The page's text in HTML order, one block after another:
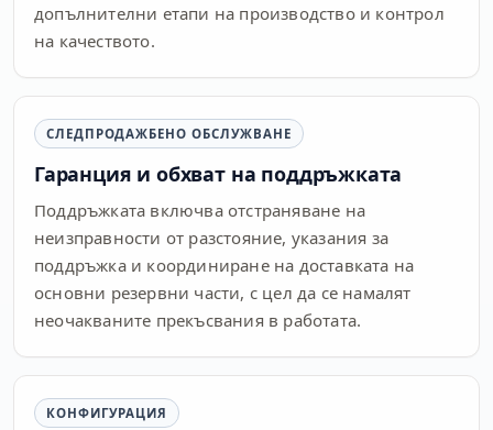
допълнителни етапи на производство и контрол
на качеството.
СЛЕДПРОДАЖБЕНО ОБСЛУЖВАНЕ
Гаранция и обхват на поддръжката
Поддръжката включва отстраняване на
неизправности от разстояние, указания за
поддръжка и координиране на доставката на
основни резервни части, с цел да се намалят
неочакваните прекъсвания в работата.
КОНФИГУРАЦИЯ